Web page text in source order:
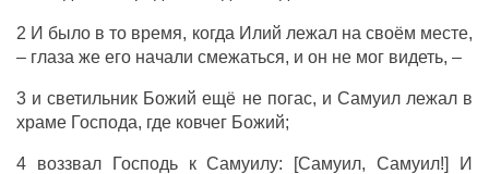
2 И было в то время, когда Илий лежал на своём месте,
– глаза же его начали смежаться, и он не мог видеть, –
3 и светильник Божий ещё не погас, и Самуил лежал в
храме Господа, где ковчег Божий;
4 воззвал Господь к Самуилу: [Самуил, Самуил!] И